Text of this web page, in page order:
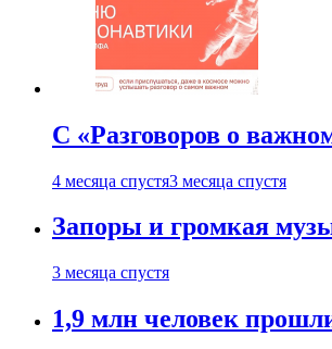
С «Разговоров о
4 месяца спустя3 месяца спустя
Запоры и громкая
3 месяца спустя
1,9 млн человек